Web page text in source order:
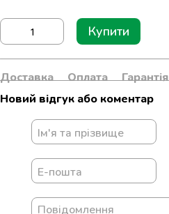
Купити
Доставка Оплата Гарантія
Новий відгук або коментар